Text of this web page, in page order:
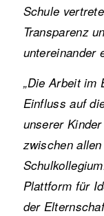
Schule
Transparenz
untereinander
„Die Arbeit im
Einfluss auf
unserer
zwischen
Plattform für
der